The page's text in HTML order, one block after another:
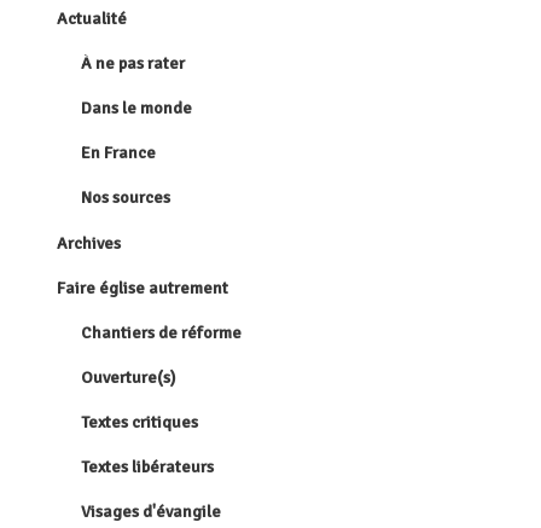
Actualité
À ne pas rater
Dans le monde
En France
Nos sources
Archives
Faire église autrement
Chantiers de réforme
Ouverture(s)
Textes critiques
Textes libérateurs
Visages d'évangile